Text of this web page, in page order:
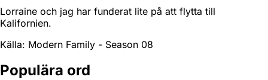
Lorraine och jag har funderat lite på att flytta till
Kalifornien.
Källa: Modern Family - Season 08
Populära ord